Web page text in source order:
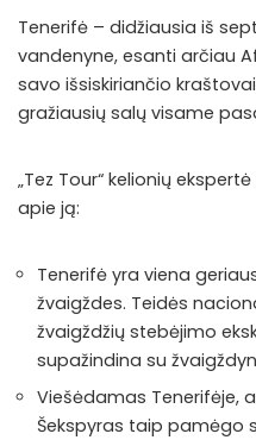
Tenerifė – didžiausia iš
vandenyne, esanti arčiau
savo išsiskiriančio
gražiausių salų visame
„Tez Tour“ kelionių
apie ją:
Tenerifė yra viena
žvaigždes. Teidės
žvaigždžių stebėjimo
supažindina su
Viešėdamas Tenerifėje,
Šekspyras taip pamėgo